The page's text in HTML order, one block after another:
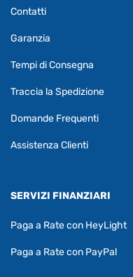
Contatti
Garanzia
Tempi di Consegna
Traccia la Spedizione
Domande Frequenti
Assistenza Clienti
SERVIZI FINANZIARI
Paga a Rate con HeyLight
Paga a Rate con PayPal